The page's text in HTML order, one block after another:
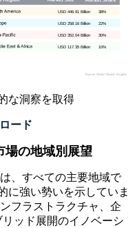
10%
USD 117.35 Billion
30%
USD 352.04 Billion
22%
USD 258.16 Billion
38%
USD 446.91 Billion
な洞察を取得
ード
場の地域別展望
、すべての主要地域で
に強い勢いを示していま
フラストラクチャ、企
ッド展開のイノベーシ